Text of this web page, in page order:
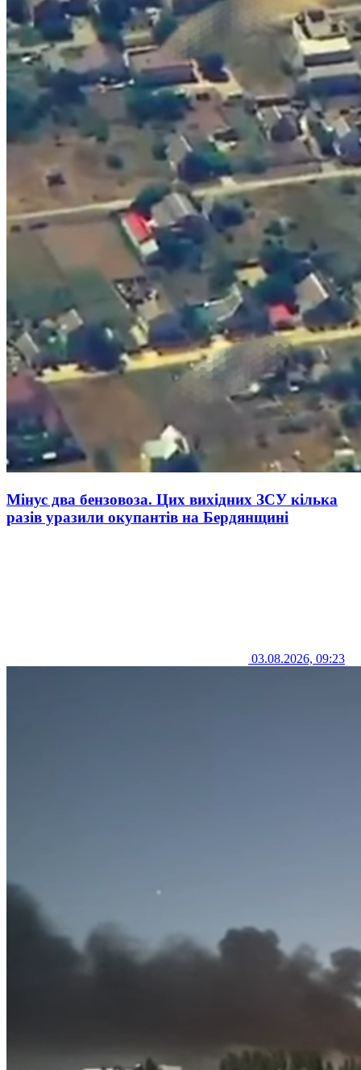
Мінус два бензовоза. Цих вихідних ЗСУ кілька
разів уразили окупантів на Бердянщині
03.08.2026, 09:23